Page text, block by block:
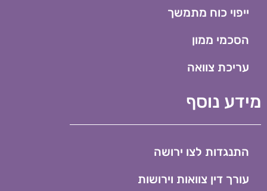
ייפוי כוח מתמשך
הסכמי ממון
עריכת צוואה
נוסף
התנגדות לצו ירושה
עורך דין צוואות וירושות